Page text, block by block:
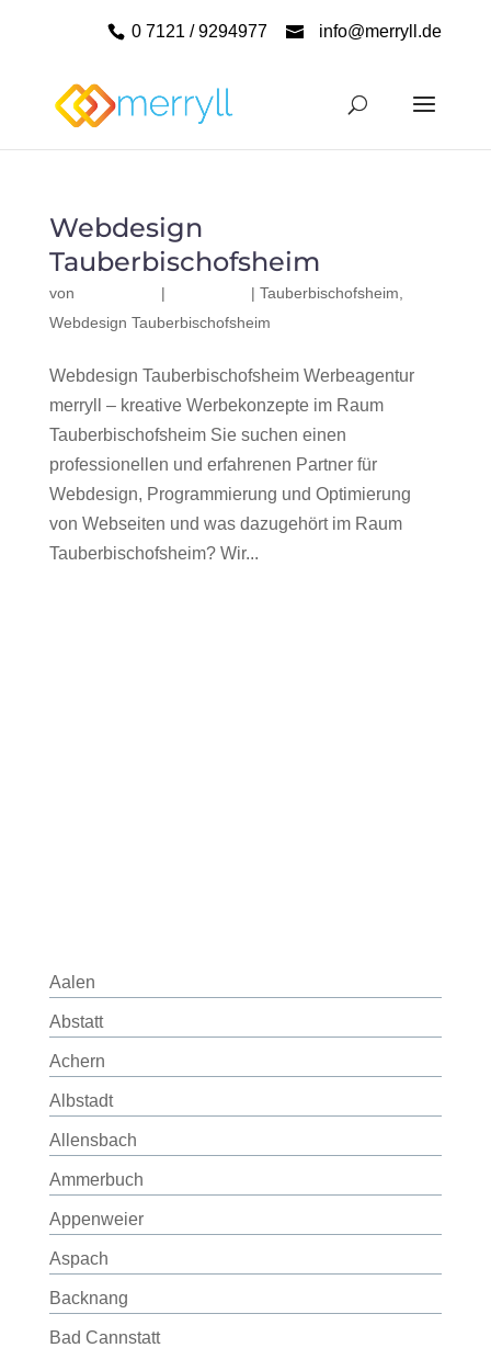
0 7121 / 9294977 info@merryll.de
Webdesign
Tauberbischofsheim
von | | Tauberbischofsheim
Webdesign Tauberbischofsheim
Webdesign Tauberbischofsheim Werbeagentur
merryll – kreative Werbekonzepte im Raum
Tauberbischofsheim Sie suchen einen
professionellen und erfahrenen Partner für
Webdesign, Programmierung und Optimierung
von Webseiten und was dazugehört im Raum
Tauberbischofsheim? Wir...
Aalen
Abstatt
Achern
Albstadt
Allensbach
Ammerbuch
Appenweier
Aspach
Backnang
Bad Cannstatt